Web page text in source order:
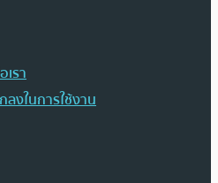
รา
งในการใช้งาน